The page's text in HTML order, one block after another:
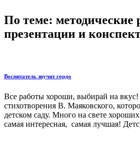
По теме: методические
презентации и
Воспитатель звучит гордо
Все работы хороши, выбирай на вкус!
стихотворения В. Маяковского,
детском саду. Много на свете
самая интересная, самая лучшая!